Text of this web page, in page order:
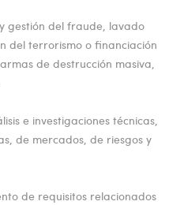
gestión del fraude, lavado
del terrorismo o financiación
de destrucción masiva,
e investigaciones técnicas,
de mercados, de riesgos y
de requisitos relacionados